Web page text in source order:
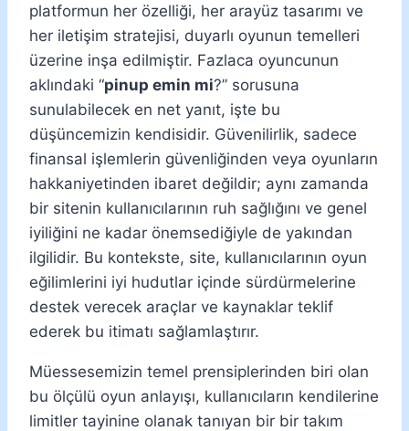
platformun her özelliği, her arayüz tasarımı ve
her iletişim stratejisi, duyarlı oyunun temelleri
üzerine inşa edilmiştir. Fazlaca oyuncunun
aklındaki “pinup emin mi?” sorusuna
sunulabilecek en net yanıt, işte bu
düşüncemizin kendisidir. Güvenilirlik, sadece
finansal işlemlerin güvenliğinden veya oyunların
hakkaniyetinden ibaret değildir; aynı zamanda
bir sitenin kullanıcılarının ruh sağlığını ve genel
iyiliğini ne kadar önemsediğiyle de yakından
ilgilidir. Bu kontekste, site, kullanıcılarının oyun
eğilimlerini iyi hudutlar içinde sürdürmelerine
destek verecek araçlar ve kaynaklar teklif
ederek bu itimatı sağlamlaştırır.
Müessesemizin temel prensiplerinden biri olan
bu ölçülü oyun anlayışı, kullanıcıların kendilerine
limitler tayinine olanak tanıyan bir bir takım